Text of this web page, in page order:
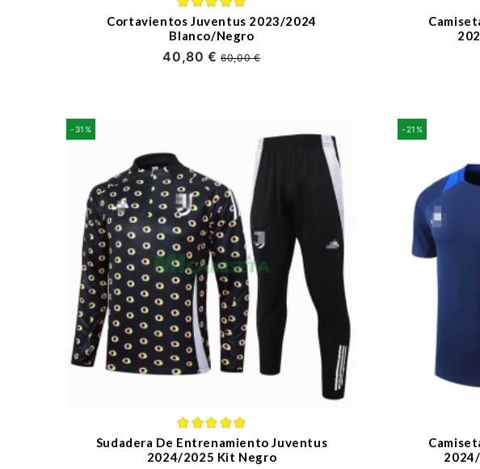
Cortavientos Juventus 2023/2024
Blanco/Negro
40,80 €60,00 €
-31%
Sudadera De Entrenamiento Juventus
2024/2025 Kit Negro
-21%